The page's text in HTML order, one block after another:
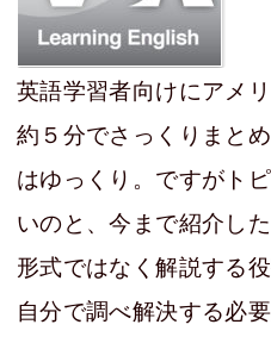
英語学習者向けにアメ
約５分でさっくりまと
はゆっくり。ですがト
いのと、今まで紹介し
形式ではなく解説する
自分で調べ解決する必